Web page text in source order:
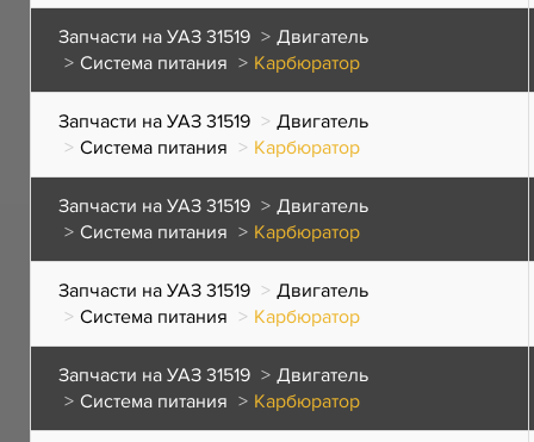
Запчасти на УАЗ 31519
Двигатель
Система питания
Карбюратор
Запчасти на УАЗ 31519
Двигатель
Система питания
Карбюратор
Запчасти на УАЗ 31519
Двигатель
Система питания
Карбюратор
Запчасти на УАЗ 31519
Двигатель
Система питания
Карбюратор
Запчасти на УАЗ 31519
Двигатель
Система питания
Карбюратор